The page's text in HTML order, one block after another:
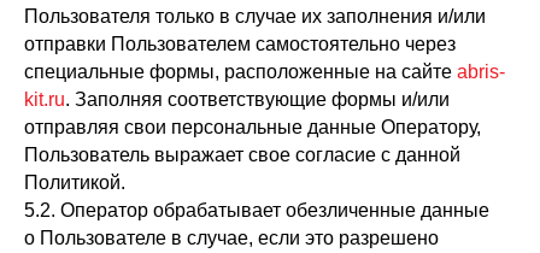
Пользователя только в случае их заполнения и/или
отправки Пользователем самостоятельно через
специальные формы, расположенные на сайте abris-
kit.ru. Заполняя соответствующие формы и/или
отправляя свои персональные данные Оператору,
Пользователь выражает свое согласие с данной
Политикой.
5.2. Оператор обрабатывает обезличенные данные
о Пользователе в случае, если это разрешено